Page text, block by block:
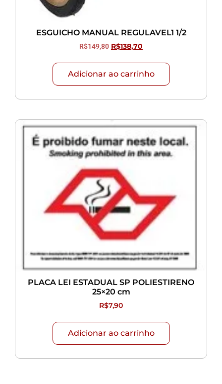
ESGUICHO MANUAL REGULAVEL1 1/2
R$149,80 R$138,70
Adicionar ao carrinho
PLACA LEI ESTADUAL SP POLIESTIRENO
25×20 cm
R$7,90
Adicionar ao carrinho